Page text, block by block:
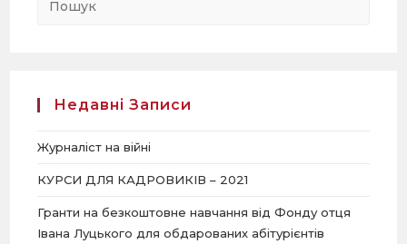
Недавні Записи
Журналіст на війні
КУРСИ ДЛЯ КАДРОВИКІВ – 2021
Гранти на безкоштовне навчання від Фонду отця
Івана Луцького для обдарованих абітурієнтів